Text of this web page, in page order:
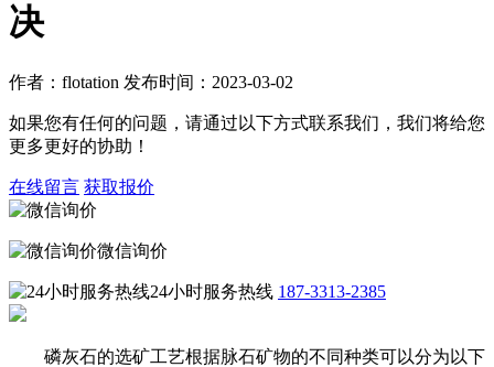
决
作者：flotation 发布时间：2023-03-02
如果您有任何的问题，请通过以下方式联系我们，我们将给您
更多更好的协助！
在线留言 获取报价
微信询价
24小时服务热线 187-3313-2385
磷灰石的选矿工艺根据脉石矿物的不同种类可以分为以下